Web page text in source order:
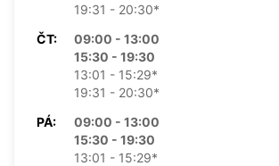
19:31 - 20:30*
ČT:
09:00 - 13:00
15:30 - 19:30
13:01 - 15:29*
19:31 - 20:30*
PÁ:
09:00 - 13:00
15:30 - 19:30
13:01 - 15:29*